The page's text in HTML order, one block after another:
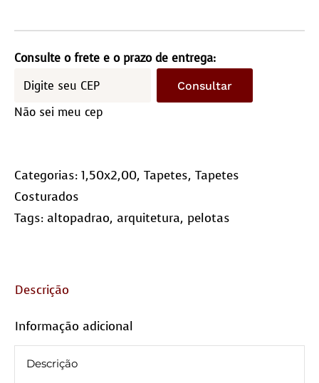
1,5×2,0m
–
Quadriculado
quantidade
Consulte o frete e o prazo de entrega:
Consultar
Não sei meu cep
Categorias: 1,50x2,00, Tapetes, Tapetes
Costurados
Tags: altopadrao, arquitetura, pelotas
Descrição
Informação adicional
Descrição